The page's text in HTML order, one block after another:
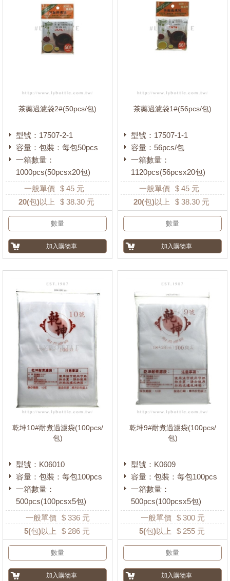
茶藥過濾袋2#(50pcs/包)
型號：17507-2-1
容量：包裝：每包50pcs
一箱數量：
1000pcs(50pcsx20包)
一般單價 $ 45 元
20(包)以上 $ 38.30 元
茶藥過濾袋1#(56pcs/包)
型號：17507-1-1
容量：56pcs/包
一箱數量：
1120pcs(56pcsx20包)
一般單價 $ 45 元
20(包)以上 $ 38.30 元
乾坤10#耐煮過濾袋(100pcs/
包)
型號：K06010
容量：包裝：每包100pcs
一箱數量：
500pcs(100pcsx5包)
一般單價 $ 336 元
5(包)以上 $ 286 元
乾坤9#耐煮過濾袋(100pcs/
包)
型號：K0609
容量：包裝：每包100pcs
一箱數量：
500pcs(100pcsx5包)
一般單價 $ 300 元
5(包)以上 $ 255 元